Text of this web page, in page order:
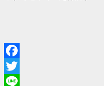
Facebook
Twitter